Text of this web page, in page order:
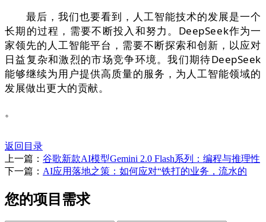
最后，我们也要看到，人工智能技术的发展是一个
长期的过程，需要不断投入和努力。DeepSeek作为一
家领先的人工智能平台，需要不断探索和创新，以应对
日益复杂和激烈的市场竞争环境。我们期待DeepSeek
能够继续为用户提供高质量的服务，为人工智能领域的
发展做出更大的贡献。
。
返回目录
上一篇： 谷歌新款AI模型Gemini 2.0 Flash系列：编程与推理性
下一篇： AI应用落地之策：如何应对“铁打的业务，流水的
您的项目需求